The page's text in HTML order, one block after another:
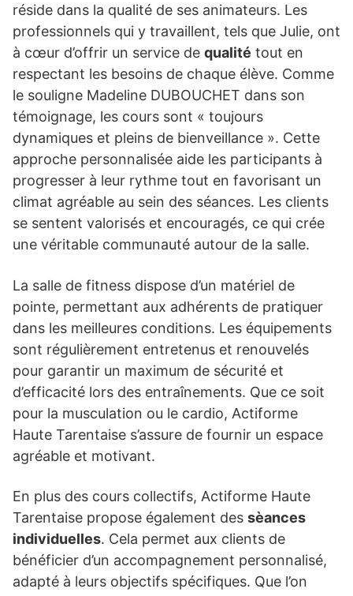
réside dans la qualité de ses animateurs. Les
professionnels qui y travaillent, tels que Julie, ont
à cœur d’offrir un service de qualité tout en
respectant les besoins de chaque élève. Comme
le souligne Madeline DUBOUCHET dans son
témoignage, les cours sont « toujours
dynamiques et pleins de bienveillance ». Cette
approche personnalisée aide les participants à
progresser à leur rythme tout en favorisant un
climat agréable au sein des séances. Les clients
se sentent valorisés et encouragés, ce qui crée
une véritable communauté autour de la salle.
La salle de fitness dispose d’un matériel de
pointe, permettant aux adhérents de pratiquer
dans les meilleures conditions. Les équipements
sont régulièrement entretenus et renouvelés
pour garantir un maximum de sécurité et
d’efficacité lors des entraînements. Que ce soit
pour la musculation ou le cardio, Actiforme
Haute Tarentaise s’assure de fournir un espace
agréable et motivant.
En plus des cours collectifs, Actiforme Haute
Tarentaise propose également des sèances
individuelles. Cela permet aux clients de
bénéficier d’un accompagnement personnalisé,
adapté à leurs objectifs spécifiques. Que l’on